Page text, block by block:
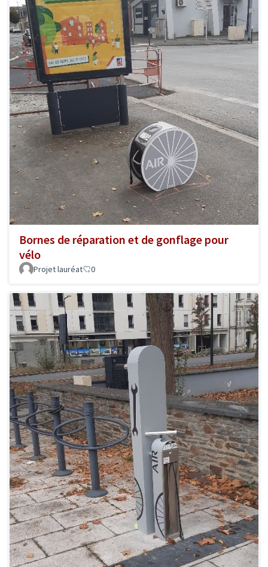
Bornes de réparation et de gonflage pour
vélo
Projet lauréat 0